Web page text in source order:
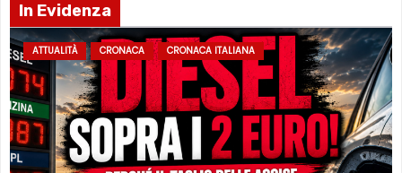
In Evidenza
ATTUALITÀ CRONACA CRONACA ITALIANA